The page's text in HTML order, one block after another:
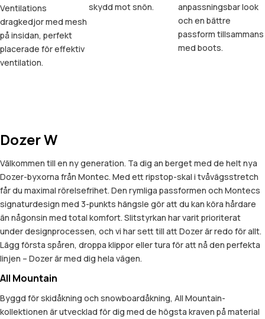
Ventilations
dragkedjor med mesh
på insidan, perfekt
placerade för effektiv
ventilation.
skydd mot snön.
anpassningsbar look
och en bättre
passform tillsammans
med boots.
Dozer W
Välkommen till en ny generation. Ta dig an berget med de helt nya
Dozer-byxorna från Montec. Med ett ripstop-skal i tvåvägsstretch
får du maximal rörelsefrihet. Den rymliga passformen och Montecs
signaturdesign med 3-punkts hängsle gör att du kan köra hårdare
än någonsin med total komfort. Slitstyrkan har varit prioriterat
under designprocessen, och vi har sett till att Dozer är redo för allt.
Lägg första spåren, droppa klippor eller tura för att nå den perfekta
linjen – Dozer är med dig hela vägen.
All Mountain
Byggd för skidåkning och snowboardåkning, All Mountain-
kollektionen är utvecklad för dig med de högsta kraven på material